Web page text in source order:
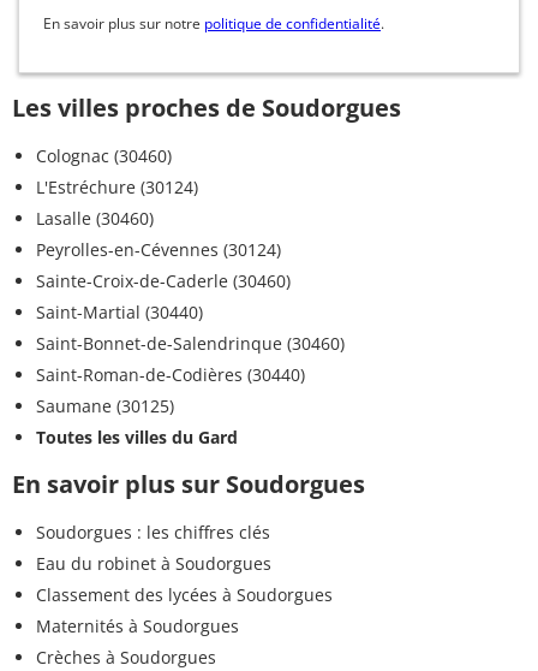
En savoir plus sur notre politique de confidentialité.
Les villes proches de Soudorgues
Colognac (30460)
L'Estréchure (30124)
Lasalle (30460)
Peyrolles-en-Cévennes (30124)
Sainte-Croix-de-Caderle (30460)
Saint-Martial (30440)
Saint-Bonnet-de-Salendrinque (30460)
Saint-Roman-de-Codières (30440)
Saumane (30125)
Toutes les villes du Gard
En savoir plus sur Soudorgues
Soudorgues : les chiffres clés
Eau du robinet à Soudorgues
Classement des lycées à Soudorgues
Maternités à Soudorgues
Crèches à Soudorgues